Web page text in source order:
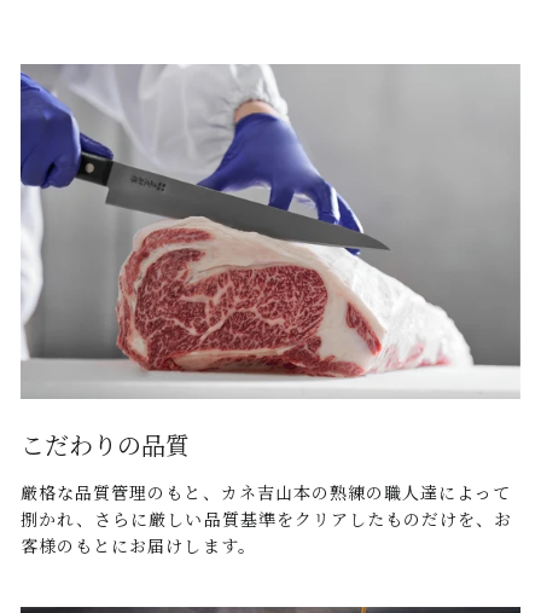
こだわりの品質
厳格な品質管理のもと、カネ吉山本の熟練の職人達によって
捌かれ、さらに厳しい品質基準をクリアしたものだけを、お
客様のもとにお届けします。